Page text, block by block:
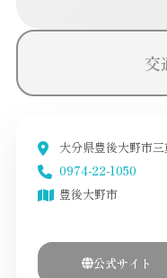
交
大分県豊後大野市
0974-22-1050
豊後大野市
公式サイト